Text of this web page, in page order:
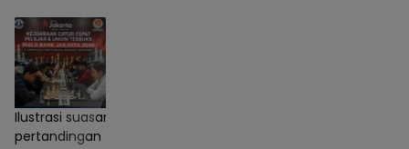
Ilustrasi suasana
pertandingan